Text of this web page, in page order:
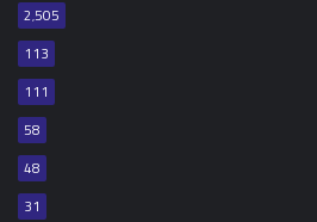
2٬505
113
111
58
48
31